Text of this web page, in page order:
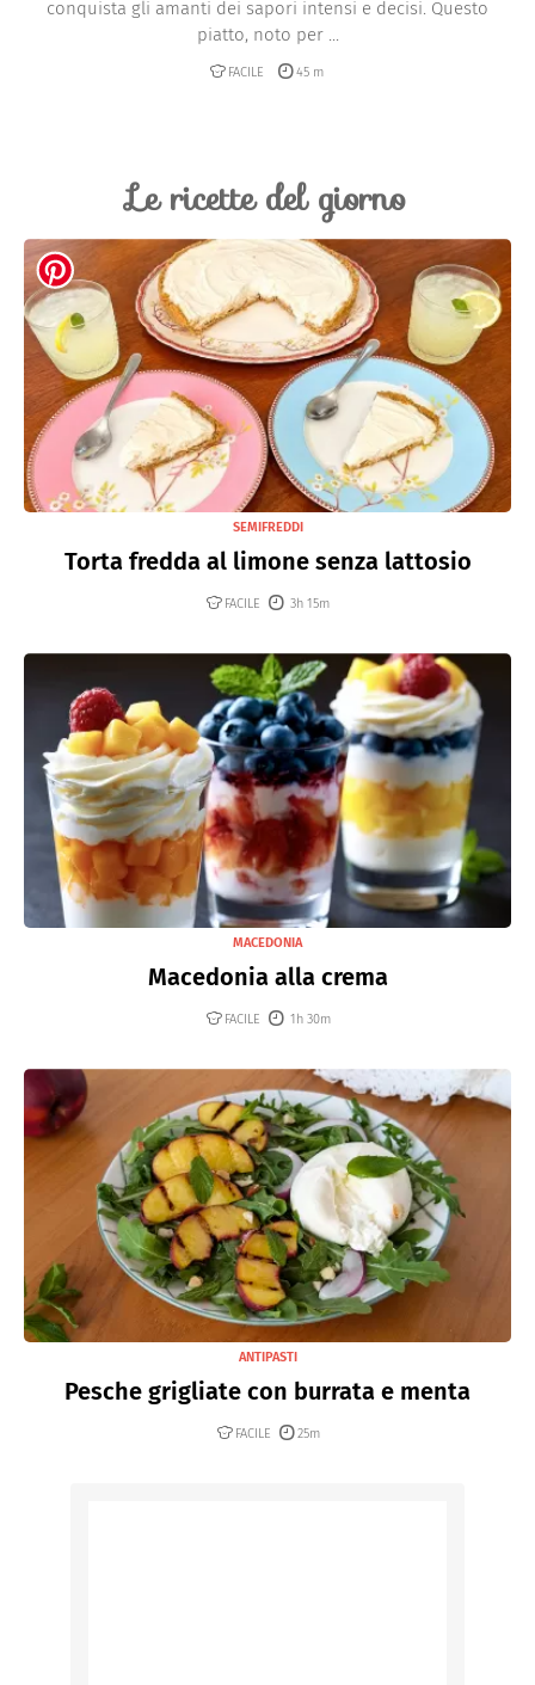
conquista gli amanti dei sapori intensi e decisi. Questo
piatto, noto per ...
FACILE 45 m
Le ricette del giorno
SEMIFREDDI
Torta fredda al limone senza lattosio
FACILE 3h 15m
MACEDONIA
Macedonia alla crema
FACILE 1h 30m
ANTIPASTI
Pesche grigliate con burrata e menta
FACILE 25m